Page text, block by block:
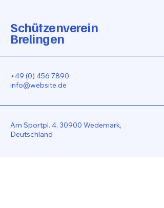
Schützenverein
Brelingen
+49 (0) 456 7890
info@website.de
Am Sportpl. 4, 30900 Wedemark,
Deutschland